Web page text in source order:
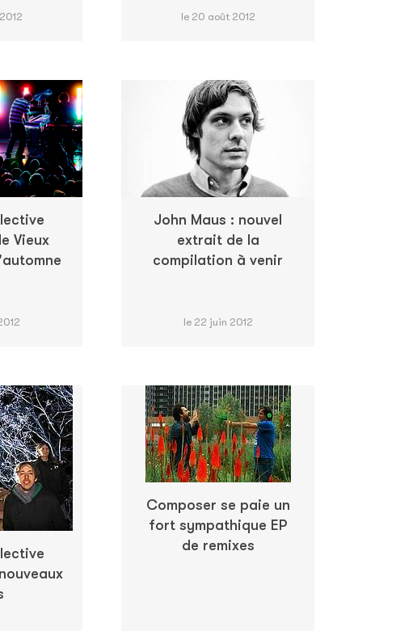
le 20 août 2012
Vieux
John Maus : nouvel
extrait de la
compilation à venir
le 22 juin 2012
Composer se paie un
fort sympathique EP
de remixes